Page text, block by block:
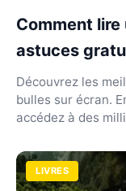
Comment
astuces
Découvrez les
bulles sur écran.
accédez à des
LIVRES